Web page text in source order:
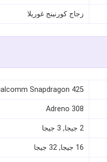
زجاج كورنينج غوريلا
Snapdragon 425
Adreno 308
2 جيجا, 3 جيجا
16 جيجا, 32 جيجا